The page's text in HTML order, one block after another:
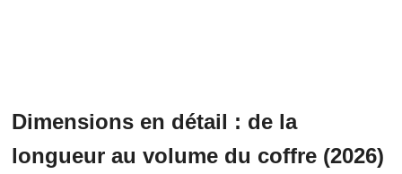
Dimensions en détail : de la
longueur au volume du coffre (2026)